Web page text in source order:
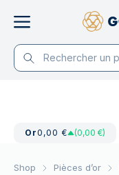
Or0,00 € (0,00 €)
Shop Pièces d’or